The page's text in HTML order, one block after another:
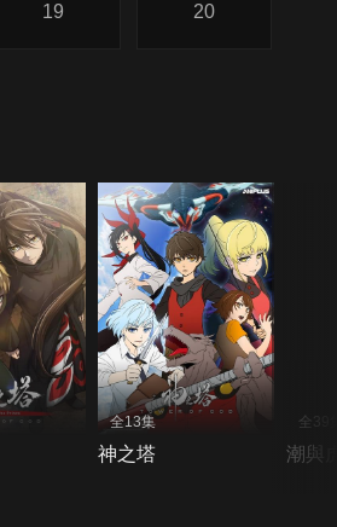
19 20
全13集
神之塔
全39
潮與